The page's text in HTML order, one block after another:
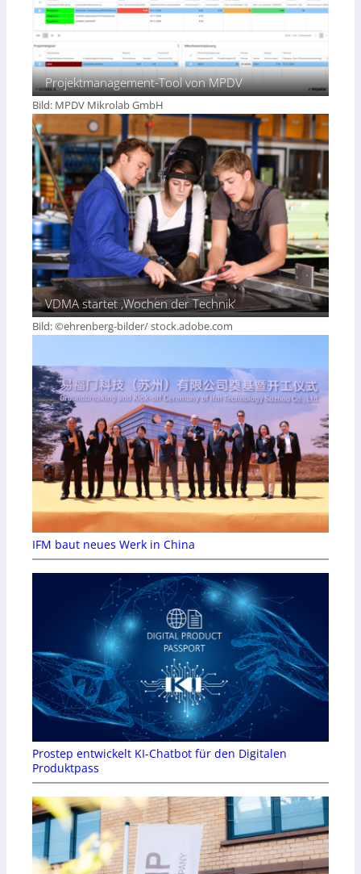
Projektmanagement-Tool von MPDV
Bild: MPDV Mikrolab GmbH
VDMA startet ‚Wochen der Technik‘
Bild: ©ehrenberg-bilder/ stock.adobe.com
IFM baut neues Werk in China
Prostep entwickelt KI-Chatbot für den Digitalen
Produktpass